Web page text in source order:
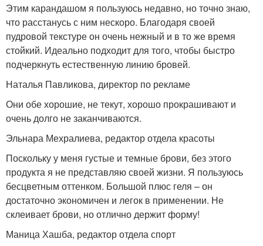
Этим карандашом я пользуюсь недавно, но точно знаю,
что расстанусь с ним нескоро. Благодаря своей
пудровой текстуре он очень нежный и в то же время
стойкий. Идеально подходит для того, чтобы быстро
подчеркнуть естественную линию бровей.
Наталья Павликова, директор по рекламе
Они обе хорошие, не текут, хорошо прокрашивают и
очень долго не заканчиваются.
Эльнара Мехралиева, редактор отдела красоты
Поскольку у меня густые и темные брови, без этого
продукта я не представляю своей жизни. Я пользуюсь
бесцветным оттенком. Большой плюс геля – он
достаточно экономичен и легок в применении. Не
склеивает брови, но отлично держит форму!
Маница Хашба, редактор отдела спорт